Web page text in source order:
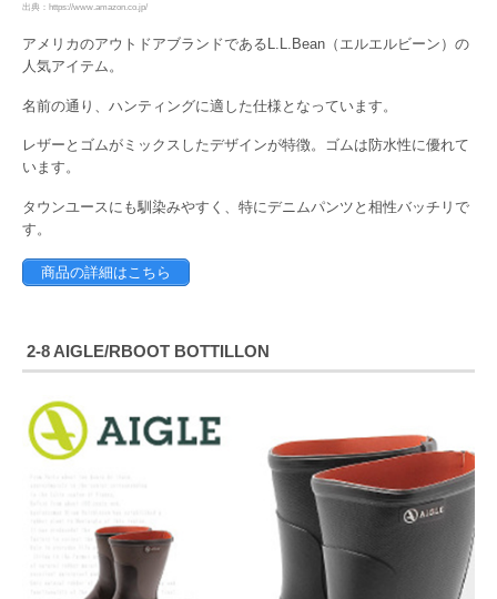
出典：https://www.amazon.co.jp/
アメリカのアウトドアブランドであるL.L.Bean（エルエルビーン）の
人気アイテム。
名前の通り、ハンティングに適した仕様となっています。
レザーとゴムがミックスしたデザインが特徴。ゴムは防水性に優れて
います。
タウンユースにも馴染みやすく、特にデニムパンツと相性バッチリで
す。
商品の詳細はこちら
2-8 AIGLE/RBOOT BOTTILLON